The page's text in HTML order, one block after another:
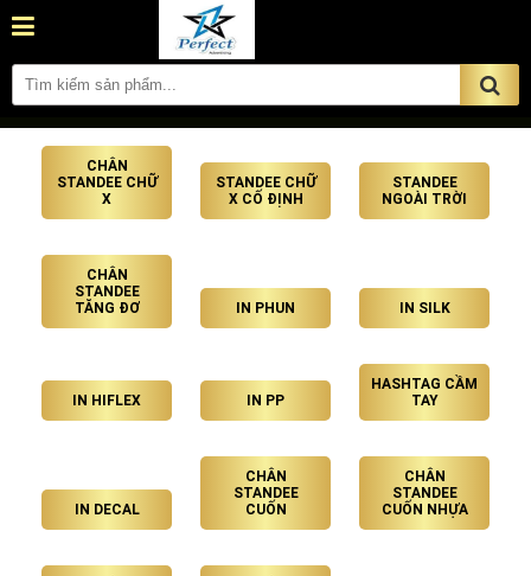
CHÂN
STANDEE CHỮ
X
STANDEE CHỮ
X CỐ ĐỊNH
STANDEE
NGOÀI TRỜI
CHÂN
STANDEE
TĂNG ĐƠ
IN PHUN IN SILK
IN HIFLEX IN PP
HASHTAG CẦM
TAY
IN DECAL
CHÂN
STANDEE
CUỐN
CHÂN
STANDEE
CUỐN NHỰA